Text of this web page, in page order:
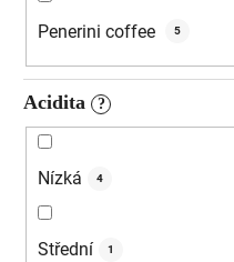
Penerini coffee 5
Acidita ?
Nízká 4
Střední 1